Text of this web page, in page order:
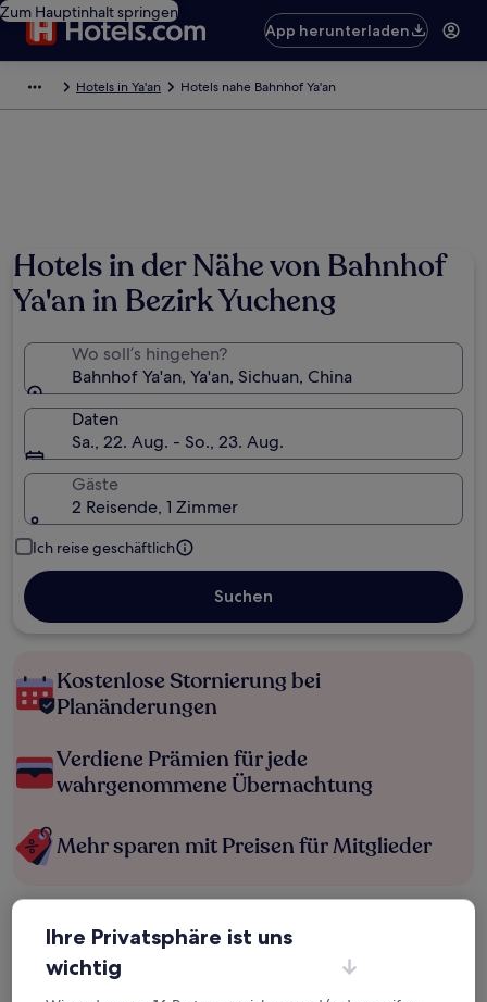
Zum Hauptinhalt springen
App herunterladen
Hotels in Ya'an Hotels nahe Bahnhof Ya'an
Hotels in der Nähe von Bahnhof
Ya'an in Bezirk Yucheng
Wo soll’s hingehen?
Bahnhof Ya'an, Ya'an, Sichuan, China
Daten
Sa., 22. Aug. - So., 23. Aug.
Gäste
2 Reisende, 1 Zimmer
Ich reise geschäftlich
Suchen
Kostenlose Stornierung bei
Planänderungen
Verdiene Prämien für jede
wahrgenommene Übernachtung
Mehr sparen mit Preisen für Mitglieder
Überprüfe die Preise für diese Daten
Heute
Morgen
Ihre Privatsphäre ist uns
wichtig